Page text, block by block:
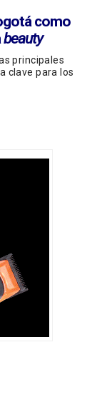
como
beauty
principales
clave para los